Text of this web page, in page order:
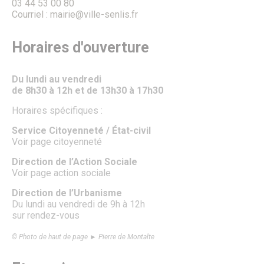
TUS & Transports collectifs
Senlis, ville à la mobilité douce !
Démarches voirie
particuliers
Travaux en cours
Sécurité publique
Numéros d’urgence & contacts utiles
Infos sécurité
Police municipale
Autres organes de sécurité publique
Protection animale
Influenza Aviaire
Propreté, Eau & Assainissement
Gestion de l’Eau
Senlis Ville Propre
Nettoyage des rues
Les marchés alimentaires
03 44 53 00 80
Courriel : mairie@ville-senlis.fr
Horaires d'ouverture
Du lundi au vendredi
de 8h30 à 12h et de 13h30 à 17h30
Horaires spécifiques :
Service Citoyenneté / État-civil
Voir page citoyenneté
Direction de l’Action Sociale
Voir page action sociale
Direction de l’Urbanisme
Du lundi au vendredi de 9h à 12h
sur rendez-vous
© Photo de haut de page ► Pierre de Montalte